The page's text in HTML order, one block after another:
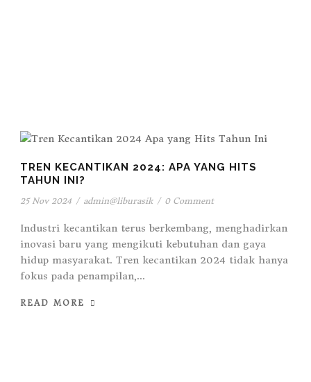
TREN KECANTIKAN 2024: APA YANG HITS
TAHUN INI?
25 Nov 2024 / admin@liburasik / 0 Comment
Industri kecantikan terus berkembang, menghadirkan
inovasi baru yang mengikuti kebutuhan dan gaya
hidup masyarakat. Tren kecantikan 2024 tidak hanya
fokus pada penampilan,...
READ MORE